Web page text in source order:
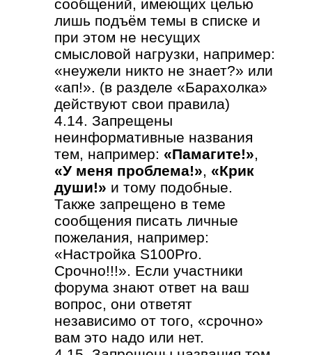
сообщений, имеющих целью
лишь подъём темы в списке и
при этом не несущих
смысловой нагрузки, например:
«неужели никто не знает?» или
«ап!». (в разделе «Барахолка»
действуют свои правила)
4.14. Запрещены
неинформативные названия
тем, например: «Памагите!»,
«У меня проблема!», «Крик
души!» и тому подобные.
Также запрещено в теме
сообщения писать личные
пожелания, например:
«Настройка S100Pro.
Срочно!!!». Если участники
форума знают ответ на ваш
вопрос, они ответят
независимо от того, «срочно»
вам это надо или нет.